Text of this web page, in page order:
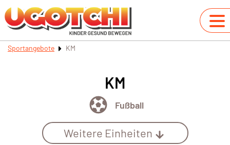
Sportangebote KM
KM
Fußball
Weitere Einheiten